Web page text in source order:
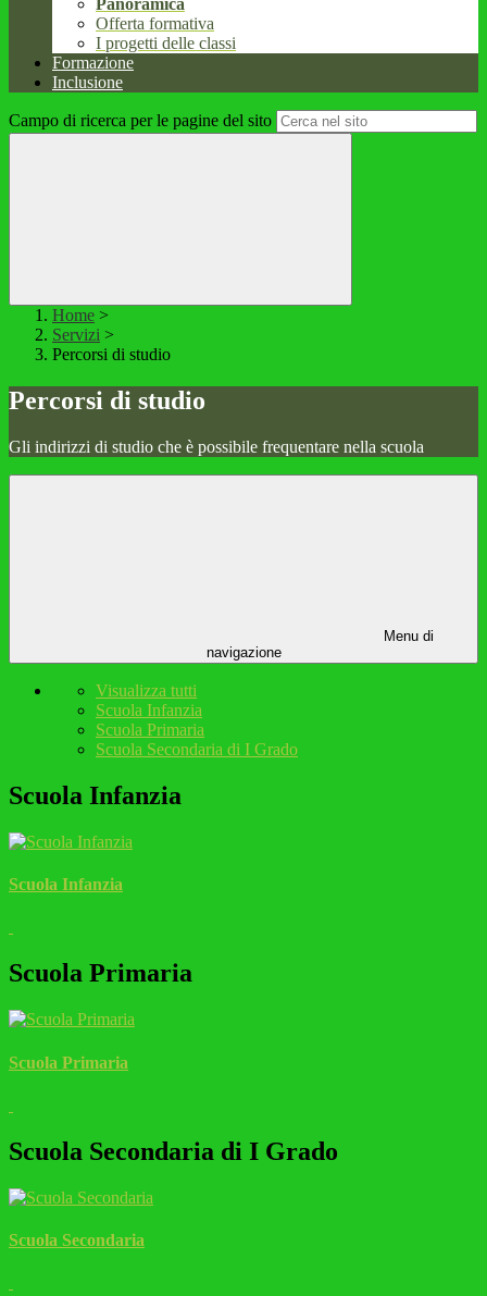
Panoramica
Offerta formativa
I progetti delle classi
Formazione
Inclusione
Campo di ricerca per le pagine del sito
Home >
Servizi >
Percorsi di studio
Percorsi di studio
Gli indirizzi di studio che è possibile frequentare nella scuola
Menu di
navigazione
Visualizza tutti
Scuola Infanzia
Scuola Primaria
Scuola Secondaria di I Grado
Scuola Infanzia
Scuola Infanzia
Scuola Primaria
Scuola Primaria
Scuola Secondaria di I Grado
Scuola Secondaria